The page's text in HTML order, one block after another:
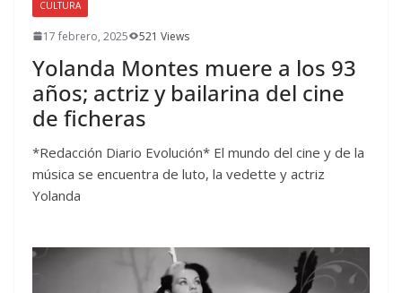
CULTURA
17 febrero, 2025 521 Views
Yolanda Montes muere a los 93
años; actriz y bailarina del cine
de ficheras
*Redacción Diario Evolución* El mundo del cine y de la
música se encuentra de luto, la vedette y actriz
Yolanda